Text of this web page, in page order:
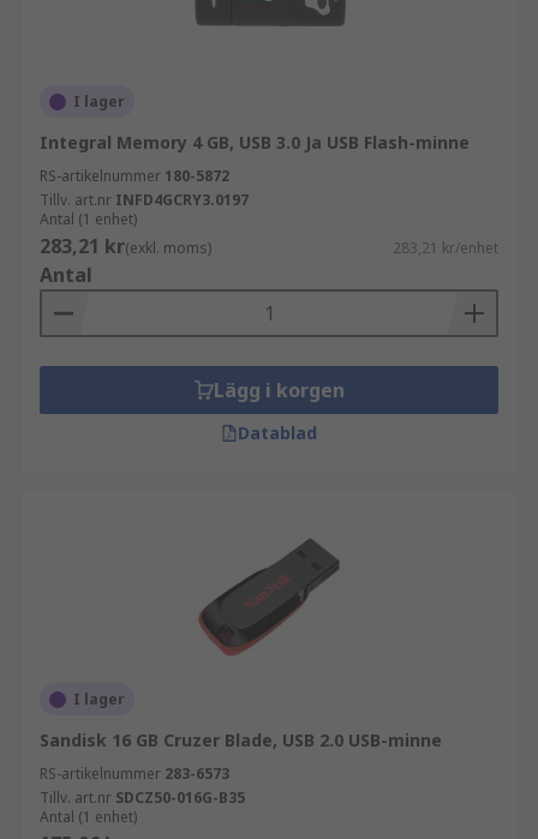
I lager
Integral Memory 4 GB, USB 3.0 Ja USB Flash-minne
RS-artikelnummer 180-5872
Tillv. art.nr INFD4GCRY3.0197
Antal (1 enhet)
283,21 kr(exkl. moms) 283,21 kr/enhet
Antal
Lägg i korgen
Datablad
I lager
Sandisk 16 GB Cruzer Blade, USB 2.0 USB-minne
RS-artikelnummer 283-6573
Tillv. art.nr SDCZ50-016G-B35
Antal (1 enhet)